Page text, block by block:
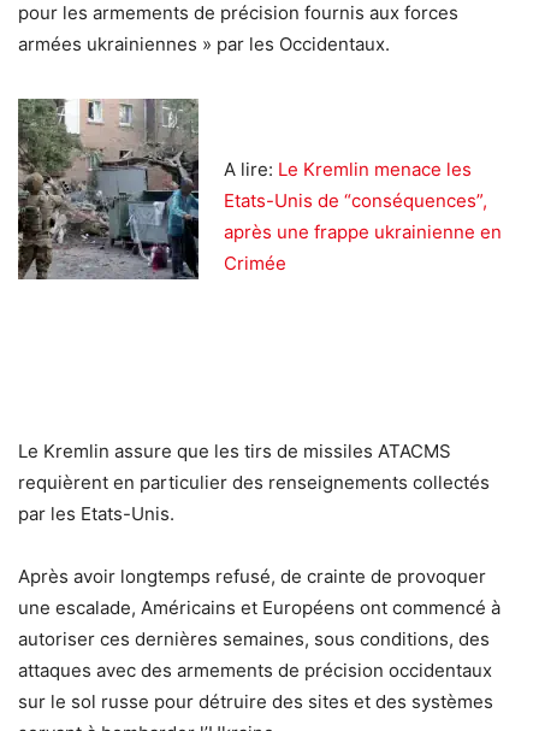
pour les armements de précision fournis aux forces
armées ukrainiennes » par les Occidentaux.
A lire: Le Kremlin menace les
Etats-Unis de “conséquences”,
après une frappe ukrainienne en
Crimée
Le Kremlin assure que les tirs de missiles ATACMS
requièrent en particulier des renseignements collectés
par les Etats-Unis.
Après avoir longtemps refusé, de crainte de provoquer
une escalade, Américains et Européens ont commencé à
autoriser ces dernières semaines, sous conditions, des
attaques avec des armements de précision occidentaux
sur le sol russe pour détruire des sites et des systèmes